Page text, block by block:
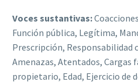
Voces sustantivas:
Función pública, Legítima,
Prescripción, Responsabilidad
Amenazas, Atentados, Cargas
propietario, Edad, Ejercicio de